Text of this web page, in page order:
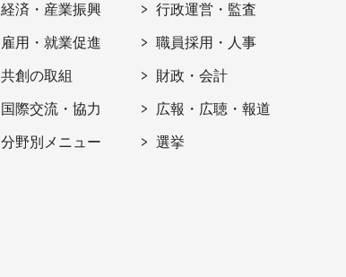
経済・産業振興
雇用・就業促進
共創の取組
国際交流・協力
分野別メニュー
行政運営・監査
職員採用・人事
財政・会計
広報・広聴・報道
選挙